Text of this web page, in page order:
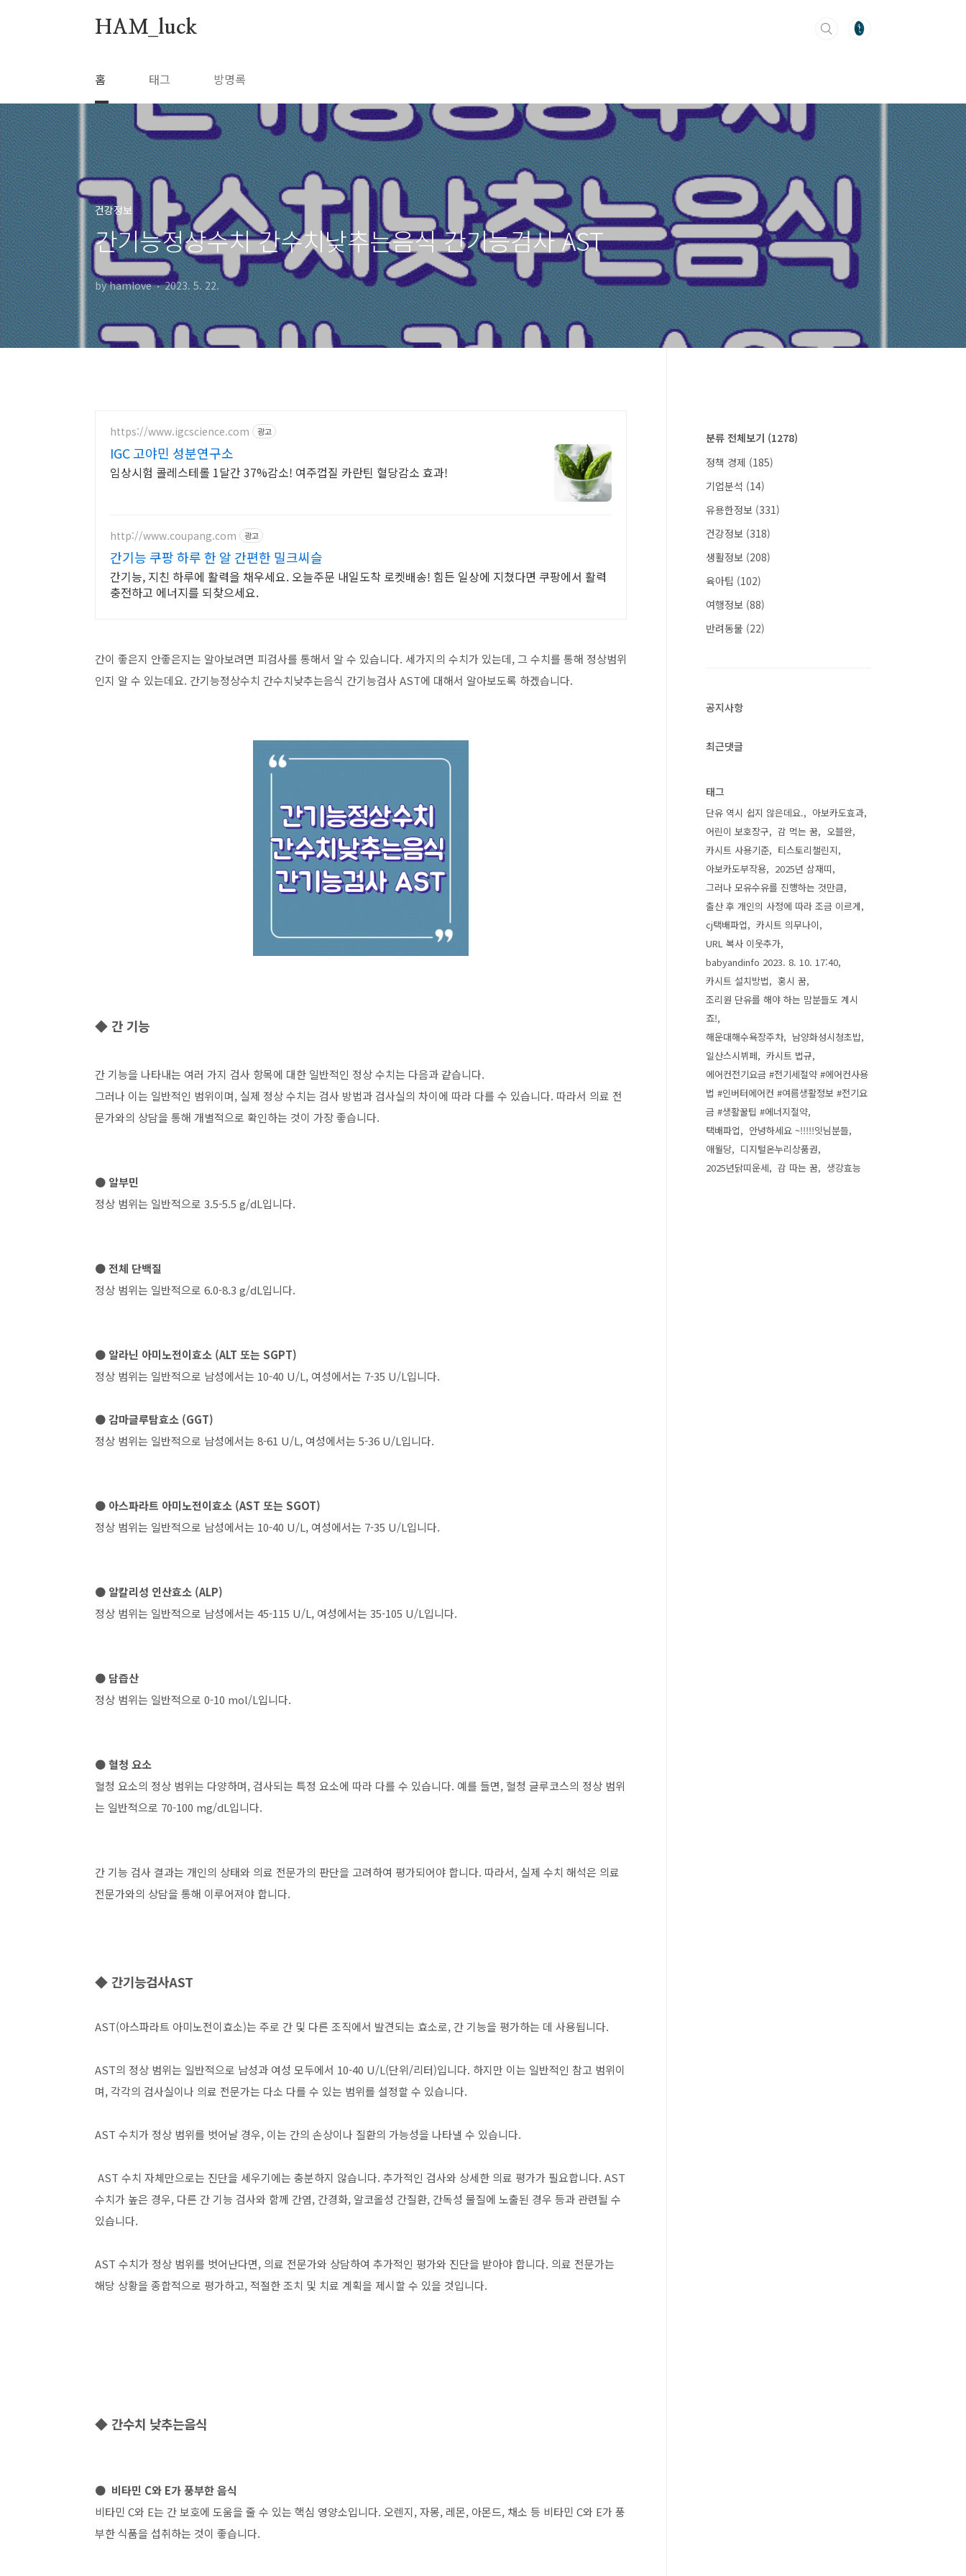
HAM_luck
홈 태그 방명록
건강정보
간기능정상수치 간수치낮추는음식 간기능검사 AST
by hamlove 2023. 5. 22.
https://www.igcscience.com 광고
IGC 고야민 성분연구소
임상시험 콜레스테롤 1달간 37%감소! 여주껍질 카란틴 혈당감소 효과!
http://www.coupang.com 광고
간기능 쿠팡 하루 한 알 간편한 밀크씨슬
간기능, 지친 하루에 활력을 채우세요. 오늘주문 내일도착 로켓배송! 힘든 일상에 지쳤다면 쿠팡에서 활력
충전하고 에너지를 되찾으세요.
간이 좋은지 안좋은지는 알아보려면 피검사를 통해서 알 수 있습니다. 세가지의 수치가 있는데, 그 수치를 통해 정상범위
인지 알 수 있는데요. 간기능정상수치 간수치낮추는음식 간기능검사 AST에 대해서 알아보도록 하겠습니다.
◆ 간 기능
간 기능을 나타내는 여러 가지 검사 항목에 대한 일반적인 정상 수치는 다음과 같습니다.
그러나 이는 일반적인 범위이며, 실제 정상 수치는 검사 방법과 검사실의 차이에 따라 다를 수 있습니다. 따라서 의료 전
문가와의 상담을 통해 개별적으로 확인하는 것이 가장 좋습니다.
● 알부민
정상 범위는 일반적으로 3.5-5.5 g/dL입니다.
● 전체 단백질
정상 범위는 일반적으로 6.0-8.3 g/dL입니다.
● 알라닌 아미노전이효소 (ALT 또는 SGPT)
정상 범위는 일반적으로 남성에서는 10-40 U/L, 여성에서는 7-35 U/L입니다.
● 감마글루탐효소 (GGT)
정상 범위는 일반적으로 남성에서는 8-61 U/L, 여성에서는 5-36 U/L입니다.
● 아스파라트 아미노전이효소 (AST 또는 SGOT)
정상 범위는 일반적으로 남성에서는 10-40 U/L, 여성에서는 7-35 U/L입니다.
● 알칼리성 인산효소 (ALP)
정상 범위는 일반적으로 남성에서는 45-115 U/L, 여성에서는 35-105 U/L입니다.
● 담즙산
정상 범위는 일반적으로 0-10 mol/L입니다.
● 혈청 요소
혈청 요소의 정상 범위는 다양하며, 검사되는 특정 요소에 따라 다를 수 있습니다. 예를 들면, 혈청 글루코스의 정상 범위
는 일반적으로 70-100 mg/dL입니다.
간 기능 검사 결과는 개인의 상태와 의료 전문가의 판단을 고려하여 평가되어야 합니다. 따라서, 실제 수치 해석은 의료
전문가와의 상담을 통해 이루어져야 합니다.
◆ 간기능검사AST
AST(아스파라트 아미노전이효소)는 주로 간 및 다른 조직에서 발견되는 효소로, 간 기능을 평가하는 데 사용됩니다.
AST의 정상 범위는 일반적으로 남성과 여성 모두에서 10-40 U/L(단위/리터)입니다. 하지만 이는 일반적인 참고 범위이
며, 각각의 검사실이나 의료 전문가는 다소 다를 수 있는 범위를 설정할 수 있습니다.
AST 수치가 정상 범위를 벗어날 경우, 이는 간의 손상이나 질환의 가능성을 나타낼 수 있습니다.
AST 수치 자체만으로는 진단을 세우기에는 충분하지 않습니다. 추가적인 검사와 상세한 의료 평가가 필요합니다. AST
수치가 높은 경우, 다른 간 기능 검사와 함께 간염, 간경화, 알코올성 간질환, 간독성 물질에 노출된 경우 등과 관련될 수
있습니다.
AST 수치가 정상 범위를 벗어난다면, 의료 전문가와 상담하여 추가적인 평가와 진단을 받아야 합니다. 의료 전문가는
해당 상황을 종합적으로 평가하고, 적절한 조치 및 치료 계획을 제시할 수 있을 것입니다.
◆ 간수치 낮추는음식
● 비타민 C와 E가 풍부한 음식
비타민 C와 E는 간 보호에 도움을 줄 수 있는 핵심 영양소입니다. 오렌지, 자몽, 레몬, 아몬드, 채소 등 비타민 C와 E가 풍
부한 식품을 섭취하는 것이 좋습니다.
분류 전체보기 (1278)
정책 경제 (185)
기업분석 (14)
유용한정보 (331)
건강정보 (318)
생활정보 (208)
육아팁 (102)
여행정보 (88)
반려동물 (22)
공지사항
최근댓글
태그
단유 역시 쉽지 않은데요.
아보카도효과
어린이 보호장구
감 먹는 꿈
오블완
카시트 사용기준
티스토리챌린지
아보카도부작용
2025년 삼재띠
그러나 모유수유를 진행하는 것만큼
출산 후 개인의 사정에 따라 조금 이르게
cj택배파업
카시트 의무나이
URL 복사 이웃추가
babyandinfo 2023. 8. 10. 17:40
카시트 설치방법
홍시 꿈
조리원 단유를 해야 하는 맘분들도 계시
죠!
해운대해수욕장주차
남양화성시청초밥
일산스시뷔페
카시트 법규
에어컨전기요금 #전기세절약 #에어컨사용
법 #인버터에어컨 #여름생활정보 #전기요
금 #생활꿀팁 #에너지절약
택배파업
안녕하세요 ~!!!!!잇님분들
애월당
디지털온누리상품권
2025년닭띠운세
감 따는 꿈 생강효능